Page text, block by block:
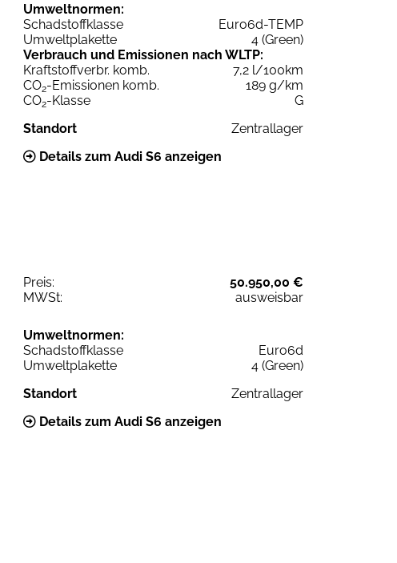
Umweltnormen:
Schadstoffklasse
Euro6d-TEMP
Umweltplakette
4 (Green)
Verbrauch und Emissionen nach WLTP:
Kraftstoffverbr. komb.
7,2 l/100km
CO2-Emissionen komb.
189 g/km
CO2-Klasse
G
Standort
Zentrallager
Details zum Audi S6 anzeigen
Preis:
50.950,00 €
MWSt:
ausweisbar
Umweltnormen:
Schadstoffklasse
Euro6d
Umweltplakette
4 (Green)
Standort
Zentrallager
Details zum Audi S6 anzeigen